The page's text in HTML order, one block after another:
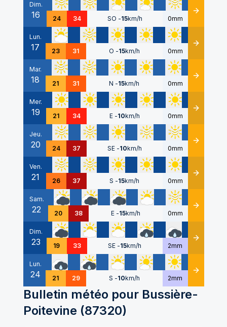
Dim.
16 24 34 SO -15km/h 0mm Détails
Lun.
17 23 31 O -15km/h 0mm Détails
Mar.
18 21 31 N -15km/h 0mm Détails
Mer.
19 21 34 E -10km/h 0mm Détails
Jeu.
20 24 37 SE -10km/h 0mm Détails
Ven.
21 26 37 S -15km/h 0mm Détails
Sam.
22 20 38 E -15km/h 0mm Détails
Dim.
23 19 33 SE -15km/h 2mm Détails
Lun.
24 21 29 S -10km/h 2mm Détails
Bulletin météo pour Bussière-
Poitevine (87320)